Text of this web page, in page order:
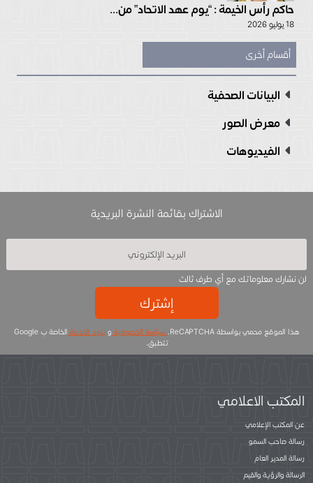
حاكم رأس الخيمة : “يوم عهد الاتحاد” من...
18 يوليو 2026
أقسام أخرى
البيانات الصحفية
معرض الصور
الفيديوهات
الاشتراك بقائمة النشرة البريدية
لن نشارك معلوماتك مع أي طرف ثالث
إشترك
هذا الموقع محمي بواسطة ReCAPTCHA. سياسة الخصوصية وبنود الخدمة
الخاصة ب Google
تتطبق.
المكتب الاعلامي
عن المكتب الإعلامي
رسالة صاحب السمو
رسالة المدير العام
الرسالة والرؤية والقيم